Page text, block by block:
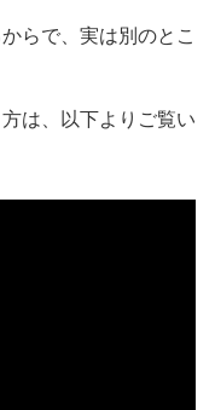
らで、実は別のとこ
は、以下よりご覧い